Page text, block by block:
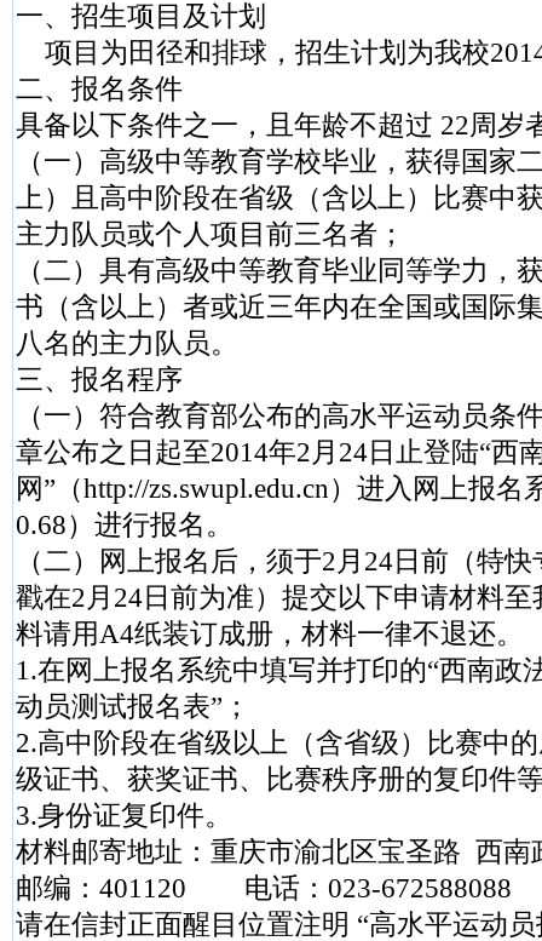
一、招生项目及计划
项目为田径和排球，招生计划为我校
二、报名条件
具备以下条件之一，且年龄不超过 22周岁
（一）高级中等教育学校毕业，获得国家
上）且高中阶段在省级（含以上）比赛中
主力队员或个人项目前三名者；
（二）具有高级中等教育毕业同等学力，
书（含以上）者或近三年内在全国或国际
八名的主力队员。
三、报名程序
（一）符合教育部公布的高水平运动员条
章公布之日起至2014年2月24日止登陆“西
网”（http://zs.swupl.edu.cn）进入网上报名
0.68）进行报名。
（二）网上报名后，须于2月24日前（特
戳在2月24日前为准）提交以下申请材料
料请用A4纸装订成册，材料一律不退还。
1.在网上报名系统中填写并打印的“西南政
动员测试报名表”；
2.高中阶段在省级以上（含省级）比赛中
级证书、获奖证书、比赛秩序册的复印件
3.身份证复印件。
材料邮寄地址：重庆市渝北区宝圣路 西南
邮编：401120 电话：023-672588088
请在信封正面醒目位置注明 “高水平运动